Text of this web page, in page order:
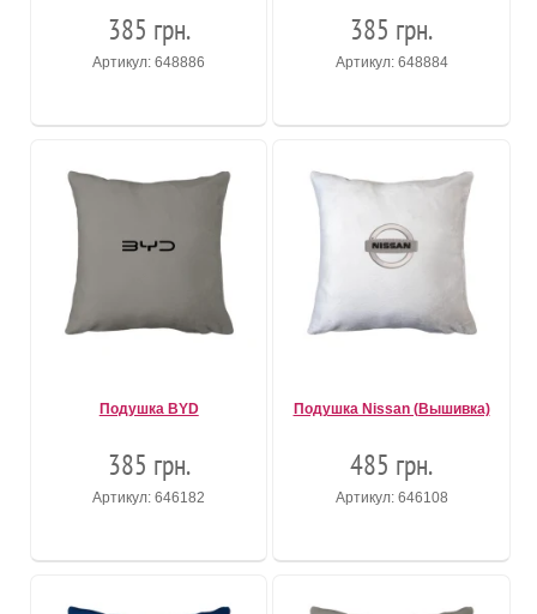
385 грн.
Артикул: 648886
385 грн.
Артикул: 648884
Подушка BYD
385 грн.
Артикул: 646182
Подушка Nissan (Вышивка)
485 грн.
Артикул: 646108